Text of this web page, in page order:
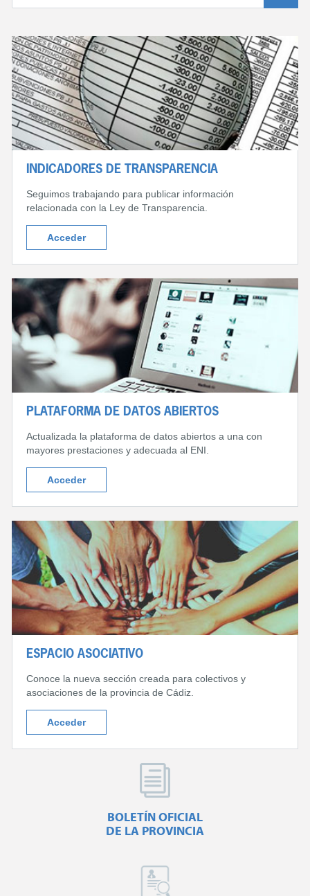
INDICADORES DE TRANSPARENCIA
Seguimos trabajando para publicar información
relacionada con la Ley de Transparencia.
Acceder
PLATAFORMA DE DATOS ABIERTOS
Actualizada la plataforma de datos abiertos a una con
mayores prestaciones y adecuada al ENI.
Acceder
ESPACIO ASOCIATIVO
Conoce la nueva sección creada para colectivos y
asociaciones de la provincia de Cádiz.
Acceder
BOLETÍN OFICIAL
DE LA PROVINCIA